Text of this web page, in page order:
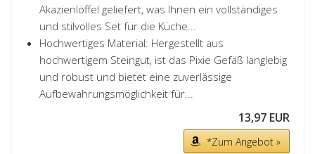
Akazienlöffel geliefert, was Ihnen ein vollständiges
und stilvolles Set für die Küche...
Hochwertiges Material: Hergestellt aus
hochwertigem Steingut, ist das Pixie Gefäß langlebig
und robust und bietet eine zuverlässige
Aufbewahrungsmöglichkeit für...
13,97 EUR
*Zum Angebot »